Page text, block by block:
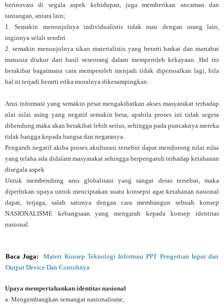
berinovasi di segala aspek kehidupan, juga memberikan ancaman dan
tantangan, antara lain;
1. Semakin menonjolnya individualistis tidak mau dengan orang lain,
inginnya selali sendiri
2. semakin menonjolnya sikao materialistis yang berarti harkat dan martabat
manusia diukur dari hasil seseorang dalam memperoleh kekayaan. Hal ini
berakibat bagaimana cara memperoleh menjadi tidak dipersoalkan lagi, bila
hal ni terjadi berarti erika moralnya dikesampingkan.
Arus informasi yang semakin pesat mengakibatkan akses masyarakat terhadap
nlai nilai asing yang negatif semakin besa, apabila proses ini tidak segera
dibendung maka akan berakibat lebih serius, sehingga pada puncaknya mereka
tidak bangga kepada bangsa dan negaranya.
Pengaruh negatif akiba proses akulturasi tersebut dapat mendorong nilai nilai
yang telaha ada didalam masyarakat sehingga berpengaruh terhadap ketahanan
disegala aspek
Untuk membendung arus globalisasi yang sangat deras tersebut, maka
diperlukan upaya untuk menciptakan suatu konsepsi agar ketahanan nasional
dapat, terjaga, salah satunya dengan cara membangun sebuah konsep
NASIONALISME kebangsaan yang mengarah kepada konsep identitas
nasional.
Baca Juga:
Materi Konsep Teknologi Informasi PPT Pengertian Input dan
Output Device Dan Contohnya
Upaya mempertahankan identitas nasional
a. Mengembangkan semangat nasionalisme,